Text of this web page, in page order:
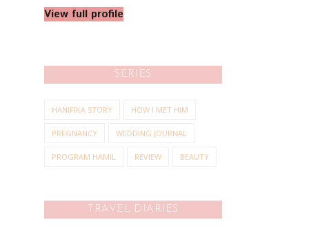
View full profile
SERIES
HANIFIKA STORY HOW I MET HIM
PREGNANCY WEDDING JOURNAL
PROGRAM HAMIL REVIEW BEAUTY
TRAVEL DIARIES